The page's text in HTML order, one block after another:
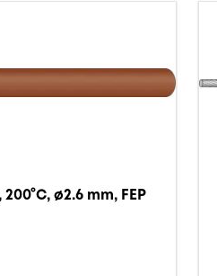
ø2.6 mm, FEP